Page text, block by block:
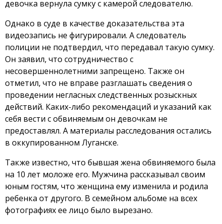
девочка вернула сумку с камерой следователю.
Однако в суде в качестве доказательства эта
видеозапись не фигурировали. А следователь
полиции не подтвердил, что передавал такую ​​сумку.
Он заявил, что сотрудничество с
несовершеннолетними запрещено. Также он
отметил, что не вправе разглашать сведения о
проведении негласных следственных розыскных
действий. Каких-либо рекомендаций и указаний как
себя вести с обвиняемым он девочкам не
предоставлял. А материалы расследования остались
в оккупированном Луганске.
Также известно, что бывшая жена обвиняемого была
на 10 лет моложе его. Мужчина рассказывал своим
юным гостям, что женщина ему изменила и родила
ребенка от другого. В семейном альбоме на всех
фотографиях ее лицо было вырезано.